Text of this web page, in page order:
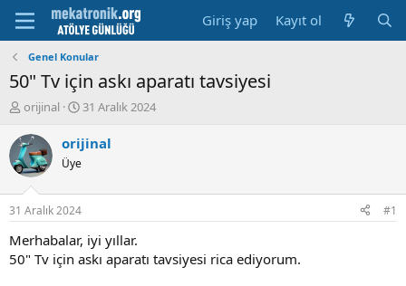
Giriş yap Kayıt ol
Genel Konular
50" Tv için askı aparatı tavsiyesi
K
n
u
y
u
b
a
ş
l
a
orijinal
B
ş
l
t
i
31 Aralık 2024
orijinal
Üye
31 Aralık 2024 #1
Merhabalar, iyi yıllar.
50" Tv için askı aparatı tavsiyesi rica ediyorum.